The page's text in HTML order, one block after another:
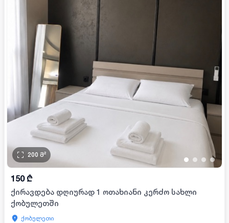
• • • •
200 მ²
150 ₾
ქირავდება დღიურად 1 ოთახიანი კერძო სახლი
ქობულეთში
ქობულეთი